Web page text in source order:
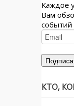
Каждое
Вам
событий
КТО,